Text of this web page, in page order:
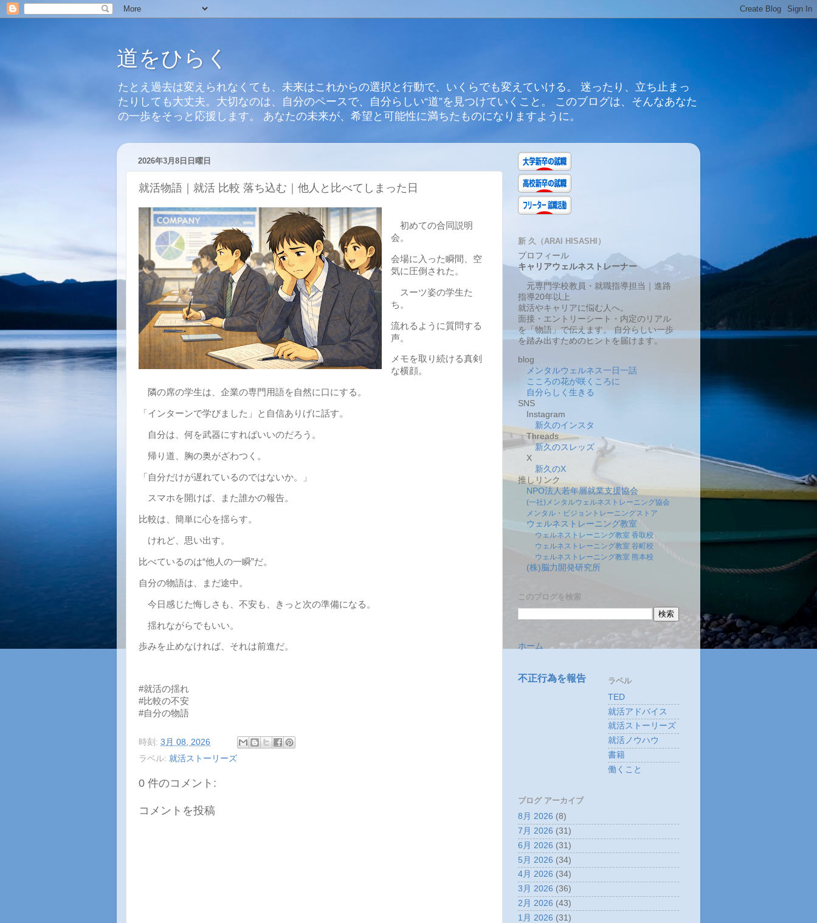
道をひらく
たとえ過去は変えられなくても、未来はこれからの選択と行動で、いくらでも変えていける。 迷ったり、立ち止まっ
たりしても大丈夫。大切なのは、自分のペースで、自分らしい“道”を見つけていくこと。 このブログは、そんなあなた
の一歩をそっと応援します。 あなたの未来が、希望と可能性に満ちたものになりますように。
2026年3月8日日曜日
就活物語｜就活 比較 落ち込む｜他人と比べてしまった日
初めての合同説明
会。
会場に入った瞬間、空
気に圧倒された。
スーツ姿の学生た
ち。
流れるように質問する
声。
メモを取り続ける真剣
な横顔。
隣の席の学生は、企業の専門用語を自然に口にする。
「インターンで学びました」と自信ありげに話す。
自分は、何を武器にすればいいのだろう。
帰り道、胸の奥がざわつく。
「自分だけが遅れているのではないか。」
スマホを開けば、また誰かの報告。
比較は、簡単に心を揺らす。
けれど、思い出す。
比べているのは“他人の一瞬”だ。
自分の物語は、まだ途中。
今日感じた悔しさも、不安も、きっと次の準備になる。
揺れながらでもいい。
歩みを止めなければ、それは前進だ。
#就活の揺れ
#比較の不安
#自分の物語
時刻: 3月 08, 2026
ラベル: 就活ストーリーズ
0 件のコメント:
コメントを投稿
新 久（ARAI HISASHI）
プロフィール
キャリアウェルネストレーナー
元専門学校教員・就職指導担当｜進路
指導20年以上
就活やキャリアに悩む人へ。
面接・エントリーシート・内定のリアル
を「物語」で伝えます。 自分らしい一歩
を踏み出すためのヒントを届けます。
blog
メンタルウェルネス一日一話
こころの花が咲くころに
自分らしく生きる
SNS
Instagram
新久のインスタ
Threads
新久のスレッズ
X
新久のX
推しリンク
NPO法人若年層就業支援協会
(一社)メンタルウェルネストレーニング協会
メンタル・ビジョントレーニングストア
ウェルネストレーニング教室
ウェルネストレーニング教室 香取校
ウェルネストレーニング教室 谷町校
ウェルネストレーニング教室 熊本校
(株)脳力開発研究所
このブログを検索
ホーム
不正行為を報告
ラベル
TED
就活アドバイス
就活ストーリーズ
就活ノウハウ
書籍
働くこと
ブログ アーカイブ
8月 2026 (8)
7月 2026 (31)
6月 2026 (31)
5月 2026 (34)
4月 2026 (34)
3月 2026 (36)
2月 2026 (43)
1月 2026 (31)